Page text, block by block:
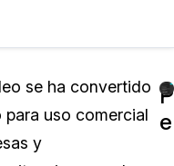
Demo
se ha convertido
uso comercial
y